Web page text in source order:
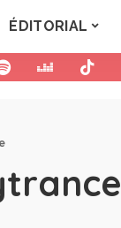
ÉDITORIAL